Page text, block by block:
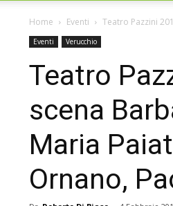
Home Eventi Teatro Pazzini
Eventi Verucchio
Teatro
scena
Maria
Ornano,